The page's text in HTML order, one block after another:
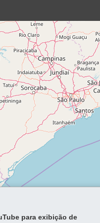
para exibição de